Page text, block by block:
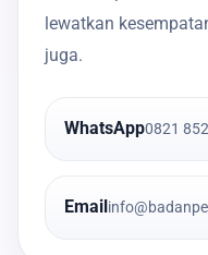
lewatkan
juga.
WhatsApp0821
Email